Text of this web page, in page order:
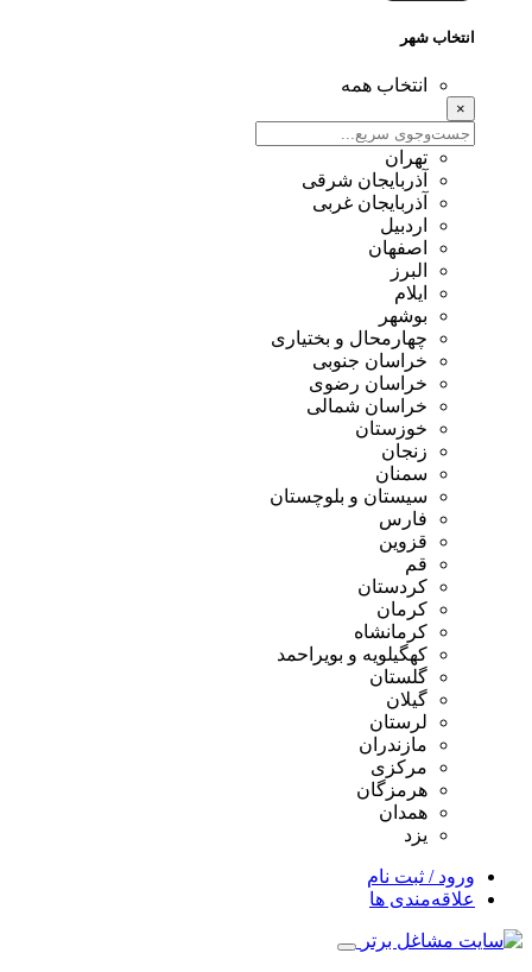
انتخاب شهر
انتخاب همه
×
تهران
آذربایجان شرقی
آذربایجان غربی
اردبیل
اصفهان
البرز
ایلام
بوشهر
چهارمحال و بختیاری
خراسان جنوبی
خراسان رضوی
خراسان شمالی
خوزستان
زنجان
سمنان
سیستان و بلوچستان
فارس
قزوین
قم
کردستان
کرمان
کرمانشاه
کهگیلویه و بویراحمد
گلستان
گیلان
لرستان
مازندران
مرکزی
هرمزگان
همدان
یزد
ورود / ثبت نام
علاقه‌مندی ها